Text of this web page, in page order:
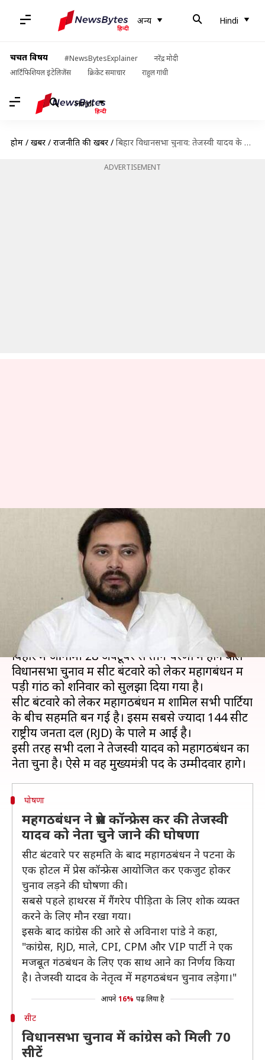
अन्य Hindi
चर्चित विषय #NewsBytesExplainer
नरेंद्र मोदी
आर्टिफिशियल इंटेलिजेंस
क्रिकेट समाचार राहुल गांधी
Hindi
होम / खबरें / राजनीति की खबरें / बिहार विधानसभा चुनाव: तेजस्वी यादव के नेतृत्व में चुनाव लड़ेगा महागठबंधन, सीट बंटवारे पर बनी सहमति
ADVERTISEMENT
बिहार विधानसभा चुनाव: तेजस्वी
यादव के नेतृत्व में चुनाव लड़ेगा
महागठबंधन, सीट बंटवारे पर बनी
Oct 03, 2020 07:24 pm
क्या है खबर?
बिहार में आगामी 28 अक्टूबर से तीन चरणों में होने वाले
विधानसभा चुनाव में सीट बंटवारे को लेकर महागबंधन में
पड़ी गांठ को शनिवार को सुलझा दिया गया है।
सीट बंटवारे को लेकर महागठबंधन में शामिल सभी पार्टियों
के बीच सहमति बन गई है। इसमें सबसे ज्यादा 144 सीट
राष्ट्रीय जनता दल (RJD) के पाले में आई है।
इसी तरह सभी दलों ने तेजस्वी यादव को महागठबंधन का
घोषणा
महगठबंधन ने प्रेस कॉन्फ्रेस कर की तेजस्वी
यादव को नेता चुने जाने की घोषणा
सीट बंटवारे पर सहमति के बाद महागठबंधन ने पटना के
एक होटल में प्रेस कॉन्फ्रेस आयोजित कर एकजुट होकर
चुनाव लड़ने की घोषणा की।
सबसे पहले हाथरस में गैंगरेप पीड़िता के लिए शोक व्यक्त
करने के लिए मौन रखा गया।
इसके बाद कांग्रेस की आरे से अविनाश पांडे ने कहा,
"कांग्रेस, RJD, माले, CPI, CPM और VIP पार्टी ने एक
मजबूत गंठबंधन के लिए एक साथ आने का निर्णय किया
है। तेजस्वी यादव के नेतृत्व में महगठबंधन चुनाव लड़ेगा।"
आपने 16% पढ़ लिया है
सीट
विधानसभा चुनाव में कांग्रेस को मिली 70
सीटें